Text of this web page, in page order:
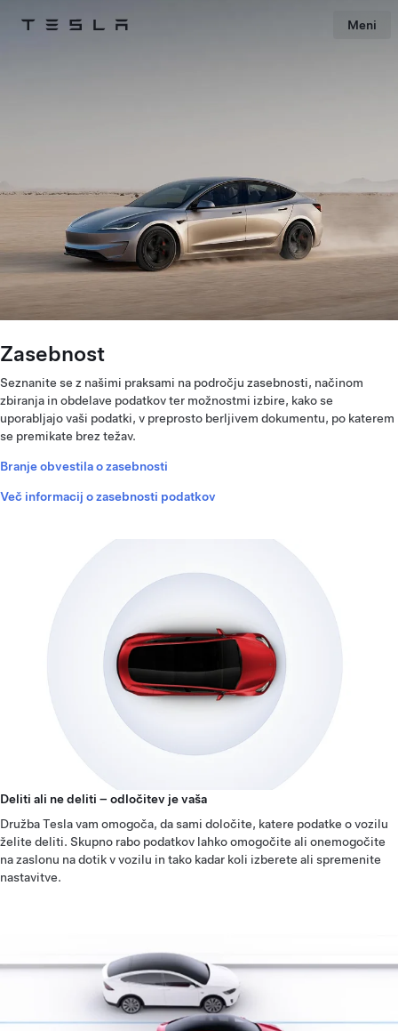
Tesla Meni
Zasebnost
Seznanite se z našimi praksami na področju zasebnosti, načinom
zbiranja in obdelave podatkov ter možnostmi izbire, kako se
uporabljajo vaši podatki, v preprosto berljivem dokumentu, po katerem
se premikate brez težav.
Branje obvestila o zasebnosti
Več informacij o zasebnosti podatkov
Deliti ali ne deliti – odločitev je vaša
Družba Tesla vam omogoča, da sami določite, katere podatke o vozilu
želite deliti. Skupno rabo podatkov lahko omogočite ali onemogočite
na zaslonu na dotik v vozilu in tako kadar koli izberete ali spremenite
nastavitve.